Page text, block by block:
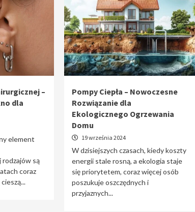
–
dla
element
rodzajów są
coraz
Pompy Ciepła – Nowoczesne
Rozwiązanie dla
Ekologicznego Ogrzewania
Domu
19 września 2024
W dzisiejszych czasach, kiedy koszty
energii stale rosną, a ekologia staje
się priorytetem, coraz więcej osób
poszukuje oszczędnych i
przyjaznych...